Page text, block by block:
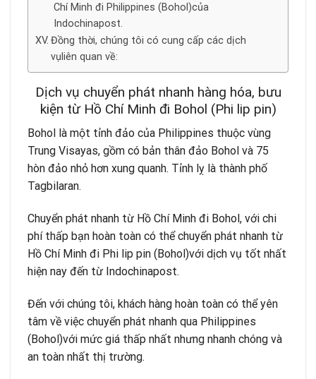
Chí Minh đi Philippines (Bohol)của
Indochinapost.
Đồng thời, chúng tôi có cung cấp các dịch
vụliên quan về:
Dịch vụ chuyển phát nhanh hàng hóa, bưu
kiện từ Hồ Chí Minh đi Bohol (Phi lip pin)
Bohol là một tỉnh đảo của Philippines thuộc vùng
Trung Visayas, gồm có bản thân đảo Bohol và 75
hòn đảo nhỏ hơn xung quanh. Tỉnh lỵ là thành phố
Tagbilaran.
Chuyển phát nhanh từ Hồ Chí Minh đi Bohol, với chi
phí thấp bạn hoàn toàn có thể chuyển phát nhanh từ
Hồ Chí Minh đi Phi lip pin (Bohol)với dịch vụ tốt nhất
hiện nay đến từ Indochinapost.
Đến với chúng tôi, khách hàng hoàn toàn có thể yên
tâm về việc chuyển phát nhanh qua Philippines
(Bohol)với mức giá thấp nhất nhưng nhanh chóng và
an toàn nhất thị trường.